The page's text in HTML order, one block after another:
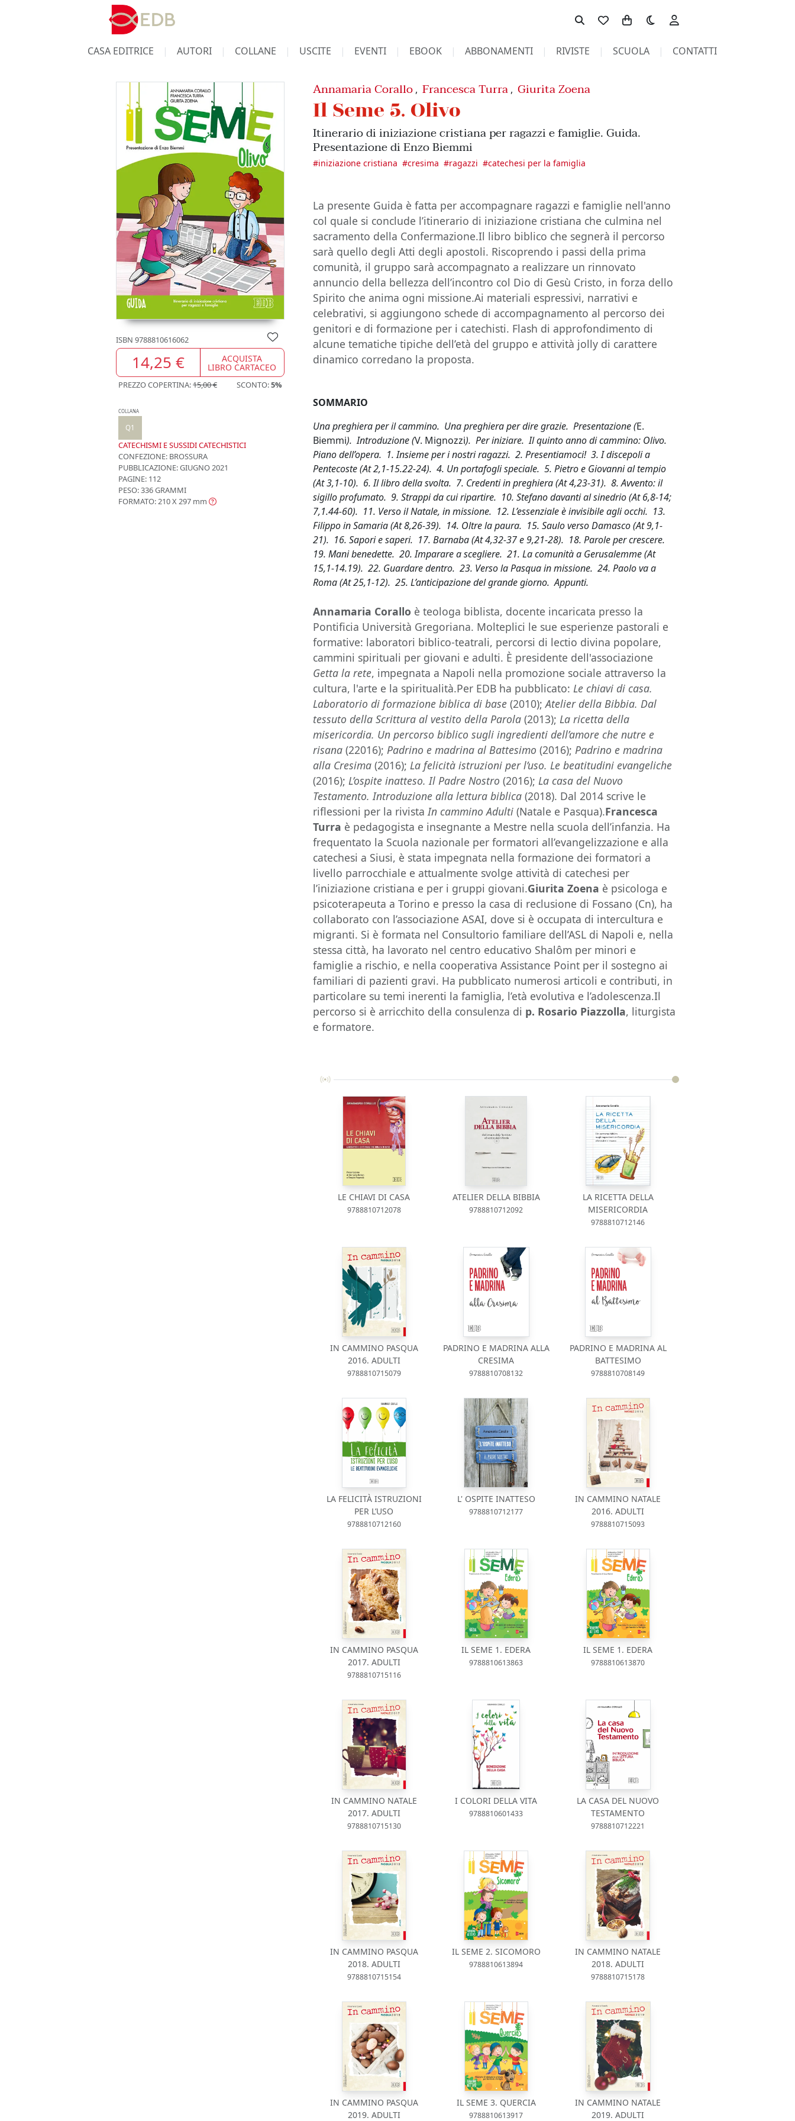
Toggle theme
CASA EDITRICE AUTORI COLLANE USCITE EVENTI EBOOK ABBONAMENTI RIVISTE SCUOLA CONTATTI
ISBN 9788810616062
14,25 € ACQUISTA
LIBRO CARTACEO
PREZZO COPERTINA:15,00 € SCONTO:5%
COLLANA
Q1
CATECHISMI E SUSSIDI CATECHISTICI
CONFEZIONE: BROSSURA
PUBBLICAZIONE:GIUGNO 2021
PAGINE: 112
PESO: 336 GRAMMI
FORMATO: 210 X 297 mm
Annamaria Corallo ,Francesca Turra ,Giurita Zoena
Il Seme 5. Olivo
Itinerario di iniziazione cristiana per ragazzi e famiglie. Guida.
Presentazione di Enzo Biemmi
#iniziazione cristiana #cresima #ragazzi #catechesi per la famiglia
La presente Guida è fatta per accompagnare ragazzi e famiglie nell'anno
col quale si conclude l’itinerario di iniziazione cristiana che culmina nel
sacramento della Confermazione.Il libro biblico che segnerà il percorso
sarà quello degli Atti degli apostoli. Riscoprendo i passi della prima
comunità, il gruppo sarà accompagnato a realizzare un rinnovato
annuncio della bellezza dell’incontro col Dio di Gesù Cristo, in forza dello
Spirito che anima ogni missione.Ai materiali espressivi, narrativi e
celebrativi, si aggiungono schede di accompagnamento al percorso dei
genitori e di formazione per i catechisti. Flash di approfondimento di
alcune tematiche tipiche dell’età del gruppo e attività jolly di carattere
dinamico corredano la proposta.
SOMMARIO
Una preghiera per il cammino. Una preghiera per dire grazie. Presentazione (E.
Biemmi). Introduzione (V. Mignozzi). Per iniziare. Il quinto anno di cammino: Olivo.
Piano dell’opera. 1. Insieme per i nostri ragazzi. 2. Presentiamoci! 3. I discepoli a
Pentecoste (At 2,1-15.22-24). 4. Un portafogli speciale. 5. Pietro e Giovanni al tempio
(At 3,1-10). 6. Il libro della svolta. 7. Credenti in preghiera (At 4,23-31). 8. Avvento: il
sigillo profumato. 9. Strappi da cui ripartire. 10. Stefano davanti al sinedrio (At 6,8-14;
7,1.44-60). 11. Verso il Natale, in missione. 12. L’essenziale è invisibile agli occhi. 13.
Filippo in Samaria (At 8,26-39). 14. Oltre la paura. 15. Saulo verso Damasco (At 9,1-
21). 16. Sapori e saperi. 17. Barnaba (At 4,32-37 e 9,21-28). 18. Parole per crescere.
19. Mani benedette. 20. Imparare a scegliere. 21. La comunità a Gerusalemme (At
15,1-14.19). 22. Guardare dentro. 23. Verso la Pasqua in missione. 24. Paolo va a
Roma (At 25,1-12). 25. L’anticipazione del grande giorno. Appunti.
Annamaria Corallo è teologa biblista, docente incaricata presso la
Pontificia Università Gregoriana. Molteplici le sue esperienze pastorali e
formative: laboratori biblico-teatrali, percorsi di lectio divina popolare,
cammini spirituali per giovani e adulti. È presidente dell'associazione
Getta la rete, impegnata a Napoli nella promozione sociale attraverso la
cultura, l'arte e la spiritualità.Per EDB ha pubblicato:Le chiavi di casa.
Laboratorio di formazione biblica di base(2010);Atelier della Bibbia. Dal
tessuto della Scrittura al vestito della Parola (2013);La ricetta della
misericordia. Un percorso biblico sugli ingredienti dell’amore che nutre e
risana (22016);Padrino e madrina al Battesimo (2016);Padrino e madrina
alla Cresima (2016);La felicità istruzioni per l’uso. Le beatitudini evangeliche
(2016);L’ospite inatteso. Il Padre Nostro (2016);La casa del Nuovo
Testamento. Introduzione alla lettura biblica (2018). Dal 2014 scrive le
riflessioni per la rivistaIn cammino Adulti (Natale e Pasqua).Francesca
Turra è pedagogista e insegnante a Mestre nella scuola dell’infanzia. Ha
frequentato la Scuola nazionale per formatori all’evangelizzazione e alla
catechesi a Siusi, è stata impegnata nella formazione dei formatori a
livello parrocchiale e attualmente svolge attività di catechesi per
l’iniziazione cristiana e per i gruppi giovani.Giurita Zoena è psicologa e
psicoterapeuta a Torino e presso la casa di reclusione di Fossano (Cn), ha
collaborato con l’associazione ASAI, dove si è occupata di intercultura e
migranti. Si è formata nel Consultorio familiare dell’ASL di Napoli e, nella
stessa città, ha lavorato nel centro educativo Shalôm per minori e
famiglie a rischio, e nella cooperativa Assistance Point per il sostegno ai
familiari di pazienti gravi. Ha pubblicato numerosi articoli e contributi, in
particolare su temi inerenti la famiglia, l’età evolutiva e l’adolescenza.Il
percorso si è arricchito della consulenza di p. Rosario Piazzolla, liturgista
e formatore.
LE CHIAVI DI CASA
9788810712078
ATELIER DELLA BIBBIA
9788810712092
LA RICETTA DELLA
MISERICORDIA
9788810712146
IN CAMMINO PASQUA
2016. ADULTI
9788810715079
PADRINO E MADRINA ALLA
CRESIMA
9788810708132
PADRINO E MADRINA AL
BATTESIMO
9788810708149
LA FELICITÀ ISTRUZIONI
PER L’USO
9788810712160
L' OSPITE INATTESO
9788810712177
IN CAMMINO NATALE
2016. ADULTI
9788810715093
IN CAMMINO PASQUA
2017. ADULTI
9788810715116
IL SEME 1. EDERA
9788810613863
IL SEME 1. EDERA
9788810613870
IN CAMMINO NATALE
2017. ADULTI
9788810715130
I COLORI DELLA VITA
9788810601433
LA CASA DEL NUOVO
TESTAMENTO
9788810712221
IN CAMMINO PASQUA
2018. ADULTI
9788810715154
IL SEME 2. SICOMORO
9788810613894
IN CAMMINO NATALE
2018. ADULTI
9788810715178
IN CAMMINO PASQUA
2019. ADULTI
IL SEME 3. QUERCIA
9788810613917
IN CAMMINO NATALE
2019. ADULTI